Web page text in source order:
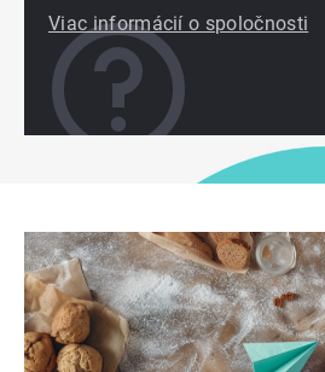
Viac informácií o spoločnosti